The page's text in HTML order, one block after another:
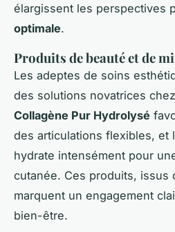
élargissent les perspectives
optimale.
Produits de beauté et de
Les adeptes de soins
des solutions novatrices
Collagène Pur Hydrolysé
des articulations flexibles, et
hydrate intensément pour
cutanée. Ces produits, issus
marquent un engagement
bien-être.